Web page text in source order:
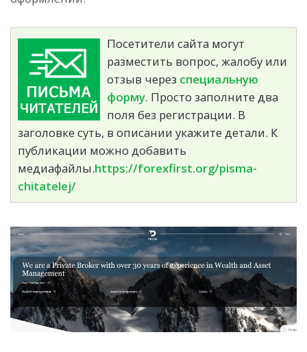
Посетители сайта могут
разместить вопрос, жалобу или
отзыв через специальную
форму. Просто заполните два
поля без регистрации. В
заголовке суть, в описании укажите детали. К
публикации можно добавить
медиафайлы.https://forexfirst.org/pisma-
chitatelej/